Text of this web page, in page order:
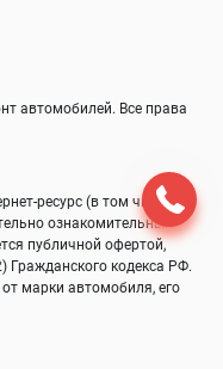
автомобилей. Все права
ресурс (в том числе
ознакомительный
публичной офертой,
Гражданского кодекса РФ.
марки автомобиля, его